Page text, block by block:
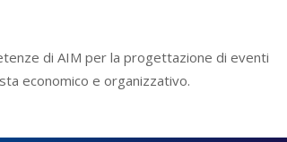
di AIM per la progettazione di eventi
economico e organizzativo.